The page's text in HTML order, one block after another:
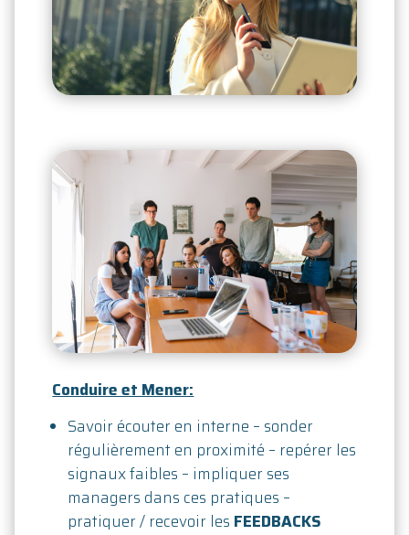
Conduire et Mener:
Savoir écouter en interne – sonder
régulièrement en proximité – repérer les
signaux faibles – impliquer ses
managers dans ces pratiques –
pratiquer / recevoir les FEEDBACKS